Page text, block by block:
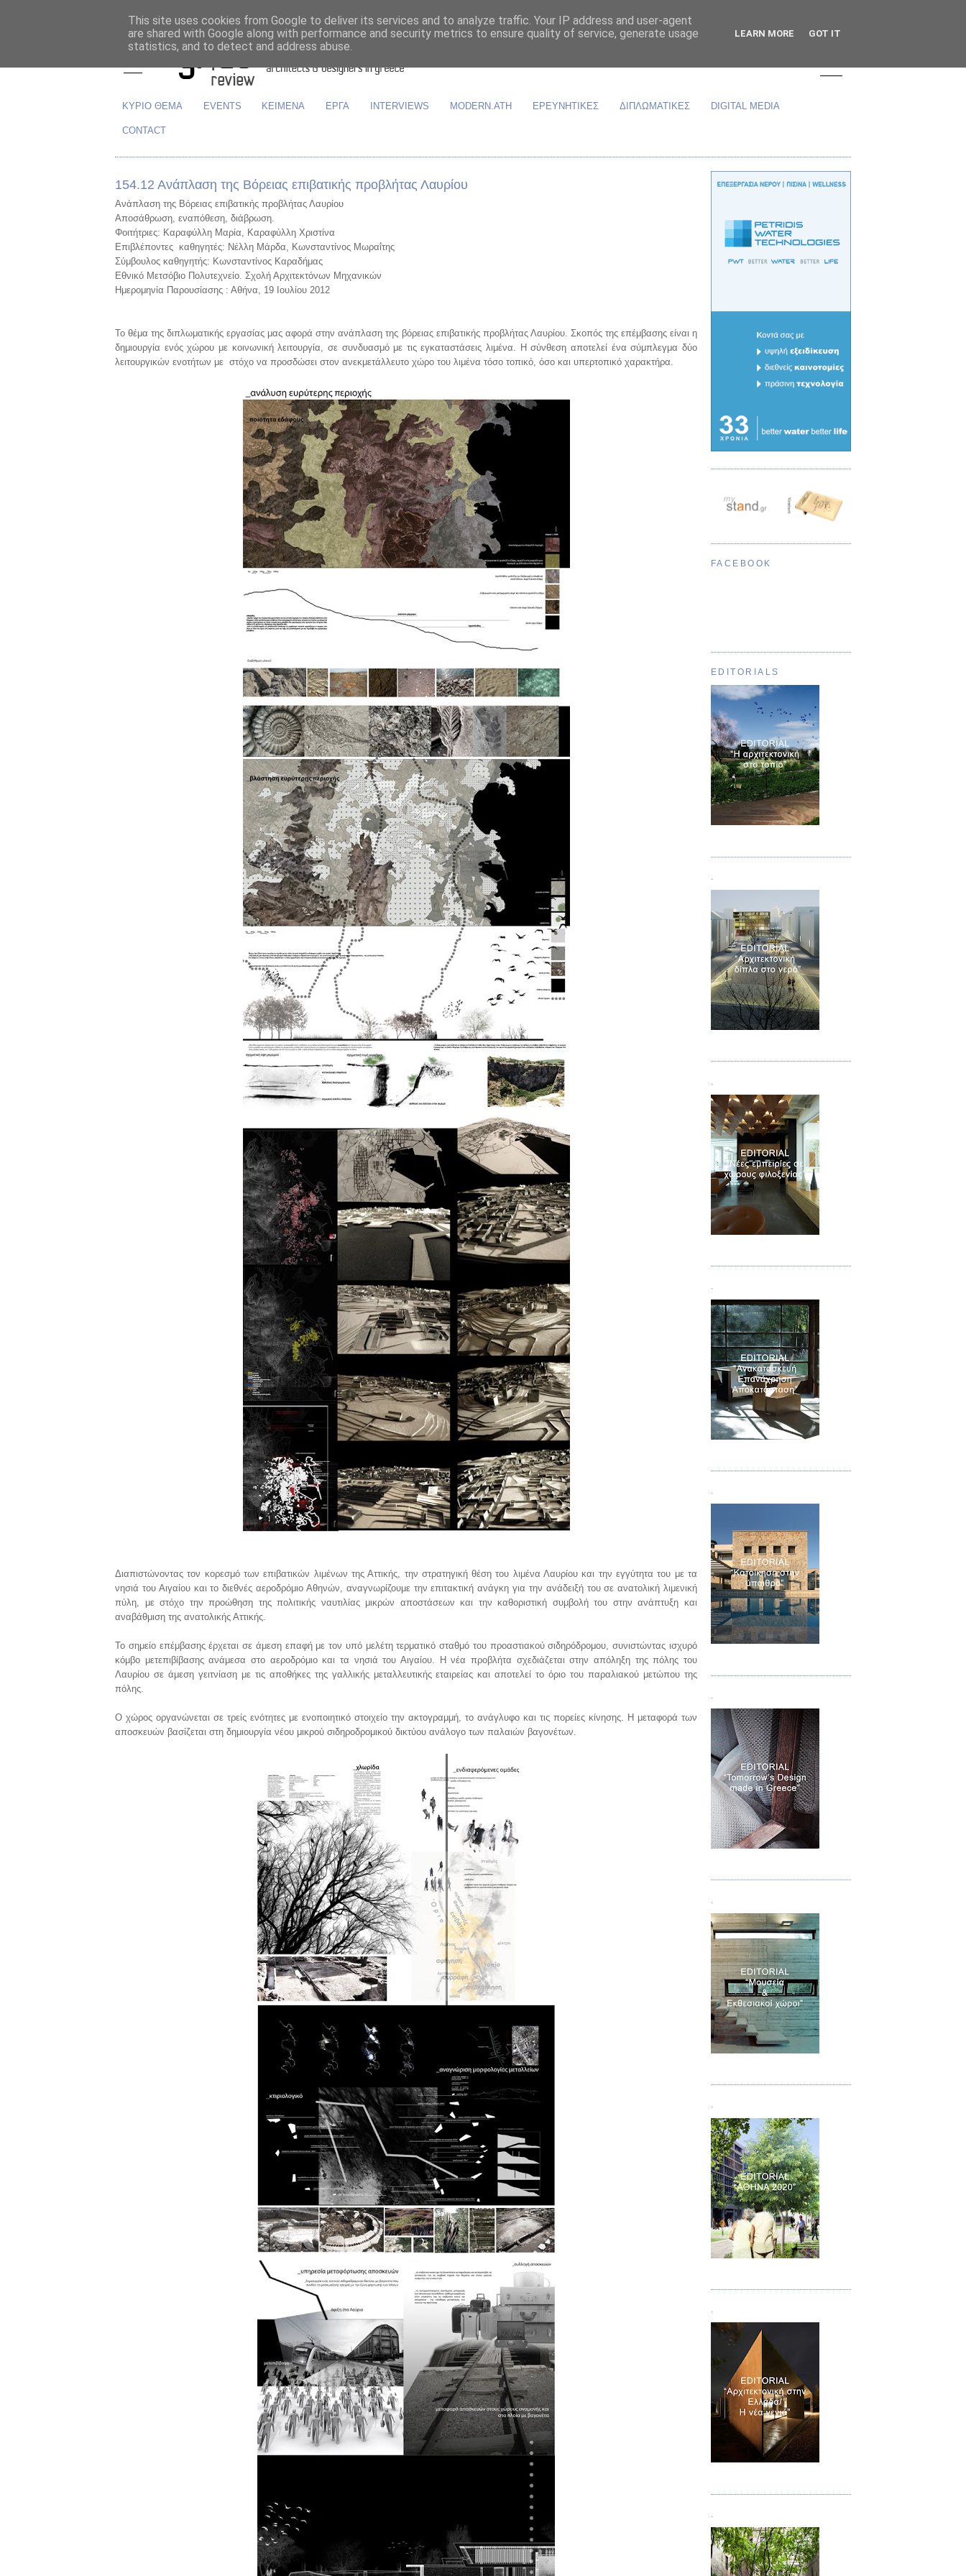
ΚΥΡΙΟ ΘΕΜΑ EVENTS ΚΕΙΜΕΝΑ ΕΡΓΑ INTERVIEWS MODERN.ATH ΕΡΕΥΝΗΤΙΚΕΣ ΔΙΠΛΩΜΑΤΙΚΕΣ DIGITAL MEDIA
CONTACT
154.12 Ανάπλαση της Βόρειας επιβατικής προβλήτας Λαυρίου
Ανάπλαση της Βόρειας επιβατικής προβλήτας Λαυρίου
Αποσάθρωση, εναπόθεση, διάβρωση.
Φοιτήτριες: Καραφύλλη Μαρία, Καραφύλλη Χριστίνα
Επιβλέποντες καθηγητές: Νέλλη Μάρδα, Κωνσταντίνος Μωραΐτης
Σύμβουλος καθηγητής: Κωνσταντίνος Καραδήμας
Εθνικό Μετσόβιο Πολυτεχνείο. Σχολή Αρχιτεκτόνων Μηχανικών
Ημερομηνία Παρουσίασης : Αθήνα, 19 Ιουλίου 2012
Το θέμα της διπλωματικής εργασίας μας αφορά στην ανάπλαση της βόρειας επιβατικής προβλήτας Λαυρίου. Σκοπός της επέμβασης είναι η
δημιουργία ενός χώρου με κοινωνική λειτουργία, σε συνδυασμό με τις εγκαταστάσεις λιμένα. Η σύνθεση αποτελεί ένα σύμπλεγμα δύο
λειτουργικών ενοτήτων με στόχο να προσδώσει στον ανεκμετάλλευτο χώρο του λιμένα τόσο τοπικό, όσο και υπερτοπικό χαρακτήρα.
Διαπιστώνοντας τον κορεσμό των επιβατικών λιμένων της Αττικής, την στρατηγική θέση του λιμένα Λαυρίου και την εγγύτητα του με τα
νησιά του Αιγαίου και το διεθνές αεροδρόμιο Αθηνών, αναγνωρίζουμε την επιτακτική ανάγκη για την ανάδειξή του σε ανατολική λιμενική
πύλη, με στόχο την προώθηση της πολιτικής ναυτιλίας μικρών αποστάσεων και την καθοριστική συμβολή του στην ανάπτυξη και
αναβάθμιση της ανατολικής Αττικής.
Το σημείο επέμβασης έρχεται σε άμεση επαφή με τον υπό μελέτη τερματικό σταθμό του προαστιακού σιδηρόδρομου, συνιστώντας ισχυρό
κόμβο μετεπιβίβασης ανάμεσα στο αεροδρόμιο και τα νησιά του Αιγαίου. Η νέα προβλήτα σχεδιάζεται στην απόληξη της πόλης του
Λαυρίου σε άμεση γειτνίαση με τις αποθήκες της γαλλικής μεταλλευτικής εταιρείας και αποτελεί το όριο του παραλιακού μετώπου της
πόλης.
Ο χώρος οργανώνεται σε τρείς ενότητες με ενοποιητικό στοιχείο την ακτογραμμή, το ανάγλυφο και τις πορείες κίνησης. Η μεταφορά των
αποσκευών βασίζεται στη δημιουργία νέου μικρού σιδηροδρομικού δικτύου ανάλογο των παλαιών βαγονέτων.
FACEBOOK
EDITORIALS
.
.
.
.
.
.
.
This site uses cookies from Google to deliver its services and to analyze traffic. Your IP address and user-agent
are shared with Google along with performance and security metrics to ensure quality of service, generate usage
statistics, and to detect and address abuse.
LEARN MORE GOT IT